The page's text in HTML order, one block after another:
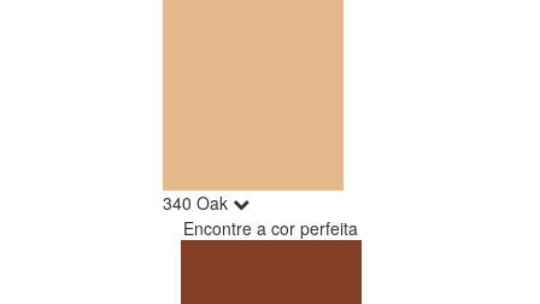
340 Oak
Encontre a cor perfeita